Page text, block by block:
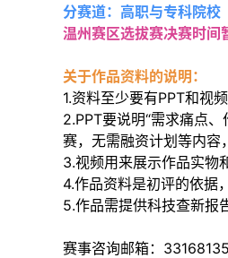
分赛道：高职与专科院校
温州赛区选拔赛决赛时
关于作品资料的说明：
1.资料至少要有PPT和视频
2.PPT要说明“需求痛点
赛，无需融资计划等内容
3.视频用来展示作品实物
4.作品资料是初评的依据
5.作品需提供科技查新报
赛事咨询邮箱：